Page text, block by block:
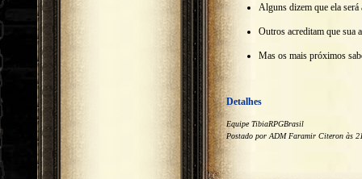
Alguns dizem que ela
Outros acreditam que sua
Mas os mais próximos
Detalhes
Equipe TibiaRPGBrasil
Postado por ADM Faramir Citeron às